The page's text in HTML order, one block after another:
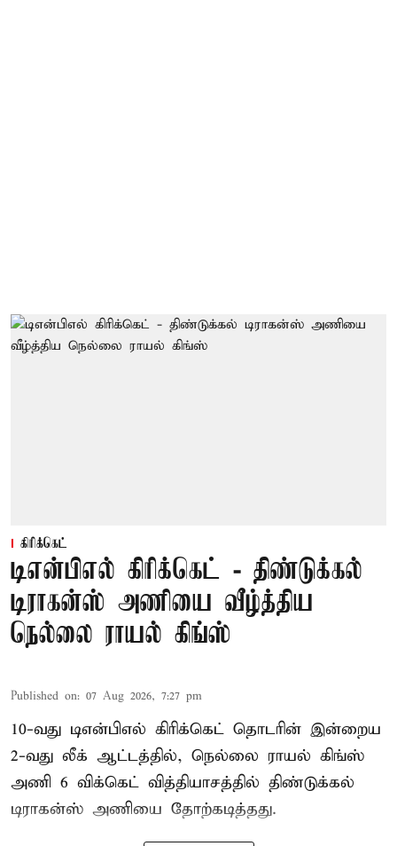
கிரிக்கெட்
டிஎன்பிஎல் கிரிக்கெட் - திண்டுக்கல்
டிராகன்ஸ் அணியை வீழ்த்திய
நெல்லை ராயல் கிங்ஸ்
Published on: 07 Aug 2026, 7:27 pm
10-வது டிஎன்பிஎல் கிரிக்கெட் தொடரின் இன்றைய
2-வது லீக் ஆட்டத்தில், நெல்லை ராயல் கிங்ஸ்
அணி 6 விக்கெட் வித்தியாசத்தில் திண்டுக்கல்
டிராகன்ஸ் அணியை தோற்கடித்தது.